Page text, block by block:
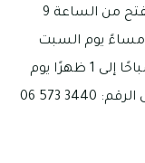
البحيرة بمجمع المجاز 1 منطقة المجاز، وتفتح من الساعة 9
صباحًا إلى 1 ظهرًا، ومن 5 مساءً إلى 8:30 مساءً يوم السبت
وحتى الأربعاء، بينما تفتح من الساعة 9 صباحًا إلى 1 ظهرًا يوم
573 06